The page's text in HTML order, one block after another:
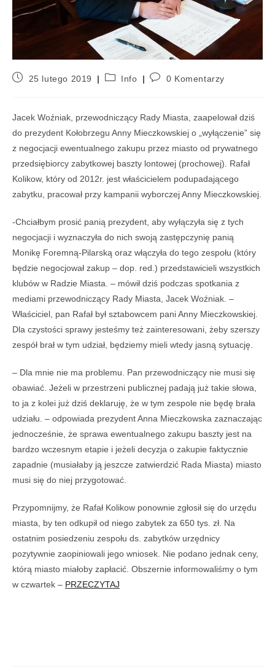
25 lutego 2019 Info 0 Komentarzy
Jacek Woźniak, przewodniczący Rady Miasta, zaapelował dziś
do prezydent Kołobrzegu Anny Mieczkowskiej o „wyłączenie” się
z negocjacji ewentualnego zakupu przez miasto od prywatnego
przedsiębiorcy zabytkowej baszty lontowej (prochowej). Rafał
Kolikow, który od 2012r. jest właścicielem podupadającego
zabytku, pracował przy kampanii wyborczej Anny Mieczkowskiej.
-Chciałbym prosić panią prezydent, aby wyłączyła się z tych
negocjacji i wyznaczyła do nich swoją zastępczynię panią
Monikę Foremną-Pilarską oraz włączyła do tego zespołu (który
będzie negocjował zakup – dop. red.) przedstawicieli wszystkich
klubów w Radzie Miasta. – mówił dziś podczas spotkania z
mediami przewodniczący Rady Miasta, Jacek Woźniak. –
Właściciel, pan Rafał był sztabowcem pani Anny Mieczkowskiej.
Dla czystości sprawy jesteśmy też zainteresowani, żeby szerszy
zespół brał w tym udział, będziemy mieli wtedy jasną sytuację.
– Dla mnie nie ma problemu. Pan przewodniczący nie musi się
obawiać. Jeżeli w przestrzeni publicznej padają już takie słowa,
to ja z kolei już dziś deklaruję, że w tym zespole nie będę brała
udziału. – odpowiada prezydent Anna Mieczkowska zaznaczając
jednocześnie, że sprawa ewentualnego zakupu baszty jest na
bardzo wczesnym etapie i jeżeli decyzja o zakupie faktycznie
zapadnie (musiałaby ją jeszcze zatwierdzić Rada Miasta) miasto
musi się do niej przygotować.
Przypomnijmy, że Rafał Kolikow ponownie zgłosił się do urzędu
miasta, by ten odkupił od niego zabytek za 650 tys. zł. Na
ostatnim posiedzeniu zespołu ds. zabytków urzędnicy
pozytywnie zaopiniowali jego wniosek. Nie podano jednak ceny,
którą miasto miałoby zapłacić. Obszernie informowaliśmy o tym
w czwartek – PRZECZYTAJ